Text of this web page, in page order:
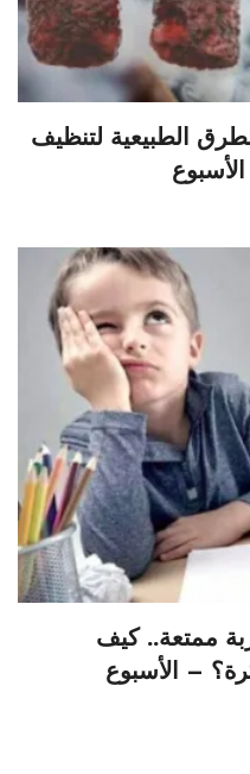
الطبيعية لتنظيف
ممتعة.. كيف
– الأسبوع